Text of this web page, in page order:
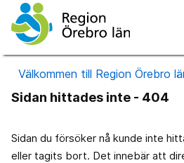
Välkommen till Region Örebro
Sidan hittades inte - 404
Sidan du försöker nå kunde inte
eller tagits bort. Det innebär att